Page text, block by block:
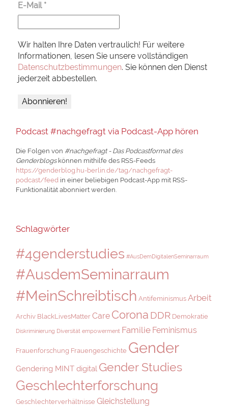
E-Mail *
Wir halten Ihre Daten vertraulich! Für weitere
Informationen, lesen Sie unsere vollständigen
Datenschutzbestimmungen. Sie können den Dienst
jederzeit abbestellen.
Podcast #nachgefragt via Podcast-App hören
Die Folgen von #nachgefragt - Das Podcastformat des
Genderblogskönnen mithilfe des RSS-Feeds
https://genderblog.hu-berlin.de/tag/nachgefragt-
podcast/feed in einer beliebigen Podcast-App mit RSS-
Funktionalität abonniert werden.
Schlagwörter
#4genderstudies #AusDemDigitalenSeminarraum
#AusdemSeminarraum
#MeinSchreibtisch Antifeminismus Arbeit
Archiv BlackLivesMatter Care Corona DDR Demokratie
Diskriminierung Diversität empowerment Familie Feminismus
Frauenforschung Frauengeschichte Gender
Gendering MINT digital Gender Studies
Geschlechterforschung
Geschlechterverhältnisse Gleichstellung